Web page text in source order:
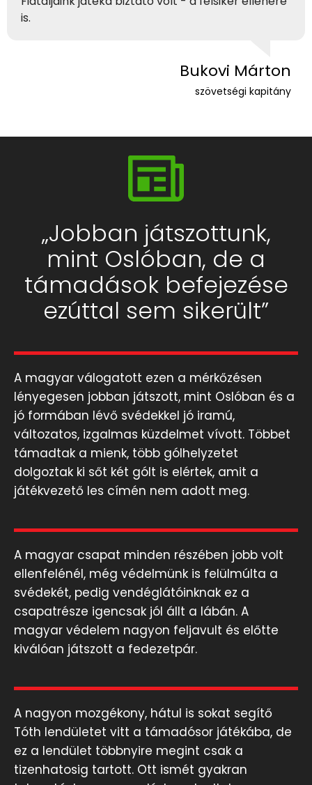
is.
Bukovi Márton
szövetségi kapitány
„Jobban játszottunk,
mint Oslóban, de a
támadások befejezése
ezúttal sem sikerült”
A magyar válogatott ezen a mérkőzésen
lényegesen jobban játszott, mint Oslóban és a
jó formában lévő svédekkel jó iramú,
változatos, izgalmas küzdelmet vívott. Többet
támadtak a mienk, több gólhelyzetet
dolgoztak ki sőt két gólt is elértek, amit a
játékvezető les címén nem adott meg.
A magyar csapat minden részében jobb volt
ellenfelénél, még védelmünk is felülmúlta a
svédekét, pedig vendéglátóinknak ez a
csapatrésze igencsak jól állt a lábán. A
magyar védelem nagyon feljavult és előtte
kiválóan játszott a fedezetpár.
A nagyon mozgékony, hátul is sokat segítő
Tóth lendületet vitt a támadósor játékába, de
ez a lendület többnyire megint csak a
tizenhatosig tartott. Ott ismét gyakran